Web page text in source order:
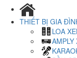
THIẾT BỊ GIA
LOA
AMPLY